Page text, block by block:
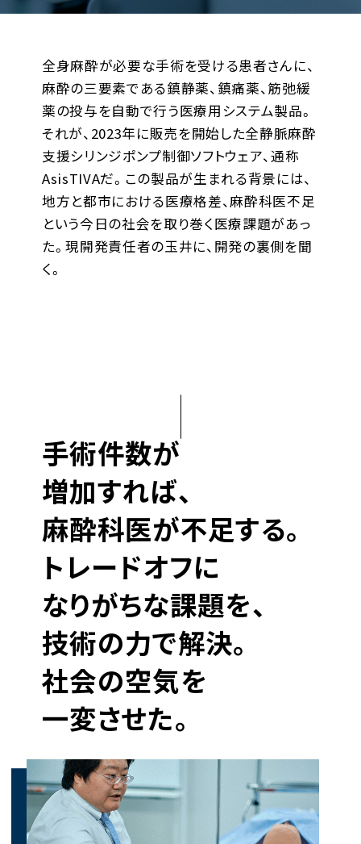
全身麻酔が必要な手術を受ける患者さんに、
麻酔の三要素である鎮静薬、鎮痛薬、筋弛緩
薬の投与を自動で行う医療用システム製品。
それが、2023年に販売を開始した全静脈麻酔
支援シリンジポンプ制御ソフトウェア、通称
AsisTIVAだ。この製品が生まれる背景には、
地方と都市における医療格差、麻酔科医不足
という今日の社会を取り巻く医療課題があっ
た。現開発責任者の玉井に、開発の裏側を聞
く。
手術件数が
増加すれば、
麻酔科医が不足する。
トレードオフに
なりがちな課題を、
技術の力で解決。
社会の空気を
一変させた。